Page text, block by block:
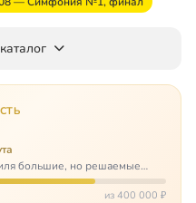
большие, но решаемые
болезнью, которая ставит
задача, угрожая виз 400 000 ₽